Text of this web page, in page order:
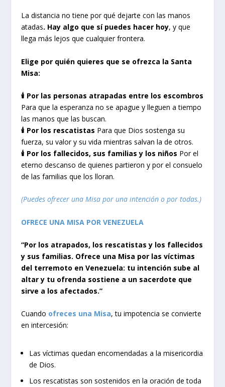
La distancia no tiene por qué dejarte con las manos
atadas. Hay algo que sí puedes hacer hoy, y que
llega más lejos que cualquier frontera.
Elige por quién quieres que se ofrezca la Santa
Misa:
🕯️ Por las personas atrapadas entre los escombros
Para que la esperanza no se apague y lleguen a tiempo
las manos que las buscan.
🕯️ Por los rescatistas Para que Dios sostenga su
fuerza, su valor y su vida mientras salvan la de otros.
🕯️ Por los fallecidos, sus familias y los niños Por el
eterno descanso de quienes partieron y por el consuelo
de las familias que los lloran.
(Puedes ofrecer una Misa por una intención o por todas.)
OFRECE UNA MISA POR VENEZUELA
“Por los atrapados, los rescatistas y los fallecidos
y sus familias. Ofrece una Misa por las víctimas
del terremoto en Venezuela: tu intención sube al
altar y tu ofrenda sostiene a un sacerdote que
sirve a los afectados.”
Cuando ofreces una Misa, tu impotencia se convierte
en intercesión:
Las víctimas quedan encomendadas a la misericordia
de Dios.
Los rescatistas son sostenidos en la oración de toda